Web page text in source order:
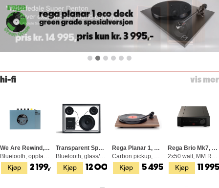
hi-fi vis mer
Kjøp
We Are Rewind, Kassettspiller - Kurt
Bluetooth, oppladbare batterier, blå
2 199,- Kjøp
Transparent Speaker, Svart
Bluetooth, glass/aluminium
12 000,-Kjøp
Rega Planar 1, Platespiller
Carbon pickup, RB110 arm, valnøtt
5 495,- Kjøp
Rega Brio Mk7, Forsterker
2x50 watt, MM RIAA-trinn, D/A-konverter
11